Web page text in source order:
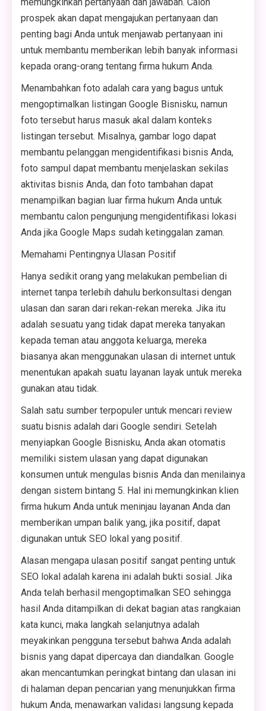
prospek akan dapat mengajukan pertanyaan dan
penting bagi Anda untuk menjawab pertanyaan ini
untuk membantu memberikan lebih banyak informasi
kepada orang-orang tentang firma hukum Anda.
Menambahkan foto adalah cara yang bagus untuk
mengoptimalkan listingan Google Bisnisku, namun
foto tersebut harus masuk akal dalam konteks
listingan tersebut. Misalnya, gambar logo dapat
membantu pelanggan mengidentifikasi bisnis Anda,
foto sampul dapat membantu menjelaskan sekilas
aktivitas bisnis Anda, dan foto tambahan dapat
menampilkan bagian luar firma hukum Anda untuk
membantu calon pengunjung mengidentifikasi lokasi
Anda jika Google Maps sudah ketinggalan zaman.
Memahami Pentingnya Ulasan Positif
Hanya sedikit orang yang melakukan pembelian di
internet tanpa terlebih dahulu berkonsultasi dengan
ulasan dan saran dari rekan-rekan mereka. Jika itu
adalah sesuatu yang tidak dapat mereka tanyakan
kepada teman atau anggota keluarga, mereka
biasanya akan menggunakan ulasan di internet untuk
menentukan apakah suatu layanan layak untuk mereka
gunakan atau tidak.
Salah satu sumber terpopuler untuk mencari review
suatu bisnis adalah dari Google sendiri. Setelah
menyiapkan Google Bisnisku, Anda akan otomatis
memiliki sistem ulasan yang dapat digunakan
konsumen untuk mengulas bisnis Anda dan menilainya
dengan sistem bintang 5. Hal ini memungkinkan klien
firma hukum Anda untuk meninjau layanan Anda dan
memberikan umpan balik yang, jika positif, dapat
digunakan untuk SEO lokal yang positif.
Alasan mengapa ulasan positif sangat penting untuk
SEO lokal adalah karena ini adalah bukti sosial. Jika
Anda telah berhasil mengoptimalkan SEO sehingga
hasil Anda ditampilkan di dekat bagian atas rangkaian
kata kunci, maka langkah selanjutnya adalah
meyakinkan pengguna tersebut bahwa Anda adalah
bisnis yang dapat dipercaya dan diandalkan. Google
akan mencantumkan peringkat bintang dan ulasan ini
di halaman depan pencarian yang menunjukkan firma
hukum Anda, menawarkan validasi langsung kepada